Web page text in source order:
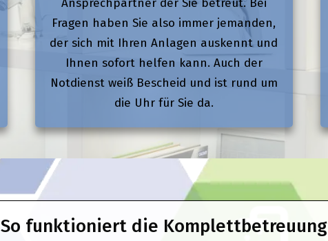
Ansprechpartner der Sie betreut. Bei
Fragen haben Sie also immer jemanden,
der sich mit Ihren Anlagen auskennt und
Ihnen sofort helfen kann. Auch der
Notdienst weiß Bescheid und ist rund um
die Uhr für Sie da.
So funktioniert die Komplettbetreuung